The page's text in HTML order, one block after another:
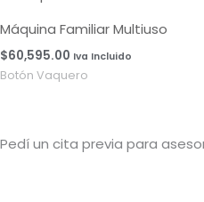
Máquina Familiar Multiuso
$60,595.00 Iva Incluido
Botón Vaquero
Pedí un cita previa para